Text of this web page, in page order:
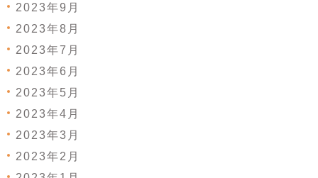
2023年9月
2023年8月
2023年7月
2023年6月
2023年5月
2023年4月
2023年3月
2023年2月